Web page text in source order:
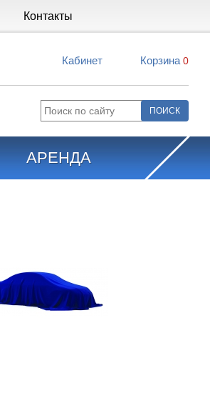
Контакты
Кабинет Корзина 0
АРЕНДА